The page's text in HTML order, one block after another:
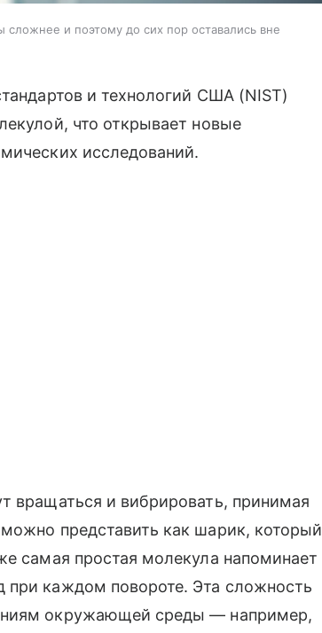
и поэтому до сих пор оставались вне
и технологий США (NIST)
что открывает новые
исследований.
вращаться и вибрировать, принимая
представить как шарик, который
самая простая молекула напоминает
каждом повороте. Эта сложность
окружающей среды — например,